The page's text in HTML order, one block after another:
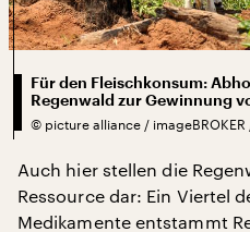
Für den Fleischkonsum:
Regenwald zur Gewinnung
© picture alliance /
Auch hier stellen die
Ressource dar: Ein Viertel
Medikamente entstammt